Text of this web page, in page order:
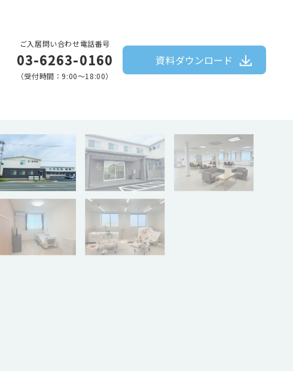
ご入居問い合わせ電話番号
03-6263-0160
（受付時間：9:00〜18:00）
資料ダウンロード